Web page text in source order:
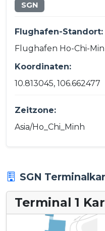
SGN
Flughafen-Standort:
Flughafen Ho-Chi-
Koordinaten:
10.813045, 106.662477
Zeitzone:
Asia/Ho_Chi_Minh
SGN
Terminal 1